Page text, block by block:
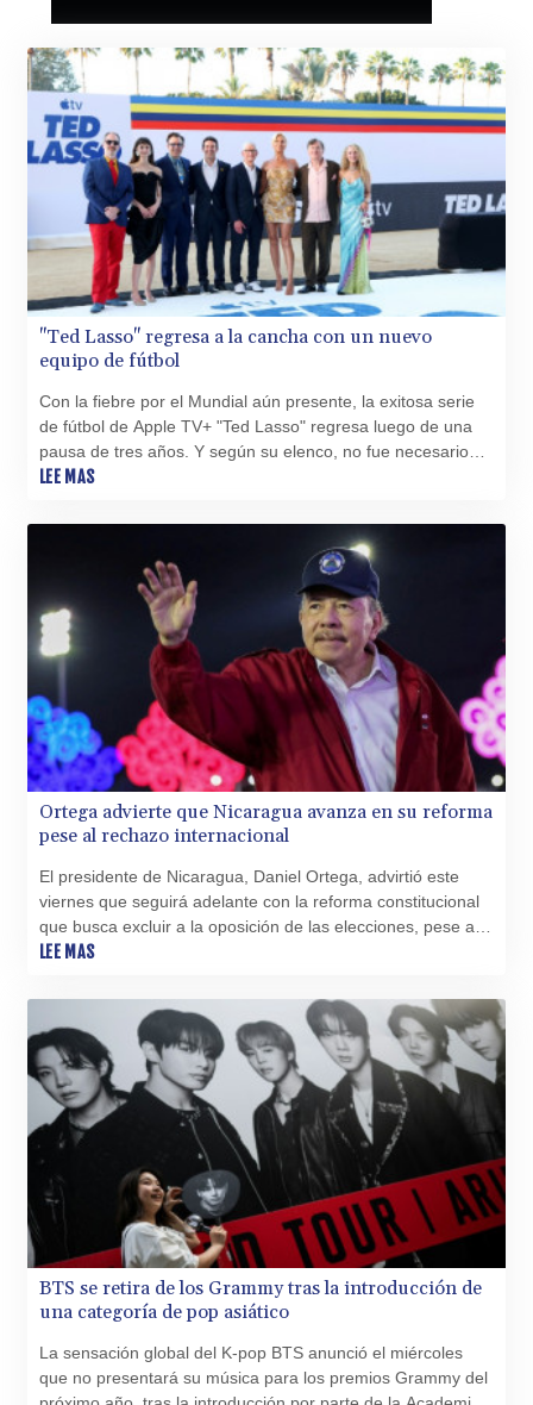
MZN 73.706953
NAD 18.737893
NGN 1574.178272
NIO 42.444576
NOK 10.973636
NPR 175.604157
NZD 1.964801
OMR 0.443526
PAB 1.153368
PEN 3.906131
PGK 5.097172
PHP 70.205705
PYG 6858.268371
QAR 4.216324
RON 5.25165
RWF 1696.00408
SAR 4.331163
SBD 9.307025
SCR 16.71581
SDG 692.701549
SEK 10.946638
SGD 1.477519
SLE 28.373249
SOS 659.190258
SRD 43.679872
STD 23875.595419
STN 24.514513
SZL 18.734091
THB 38.130277
TJS 10.639999
TRY 55.030658
TTD 7.817798
TWD 37.217249
TZS 3053.955373
UAH 51.658751
UGX 4296.674115
USD 1.153523
UYU 46.428896
UZS 13794.585318
VES 869.999961
VND 30227.491267
VUV 137.281209
XAF 656.345574
XAG 0.017986
"Ted Lasso" regresa a la cancha con un nuevo
equipo de fútbol
Con la fiebre por el Mundial aún presente, la exitosa serie
de fútbol de Apple TV+ "Ted Lasso" regresa luego de una
pausa de tres años. Y según su elenco, no fue necesario
calentar para volver a la cancha.
LEE MAS
Ortega advierte que Nicaragua avanza en su reforma
pese al rechazo internacional
El presidente de Nicaragua, Daniel Ortega, advirtió este
viernes que seguirá adelante con la reforma constitucional
que busca excluir a la oposición de las elecciones, pese al
rechazo de varios países y organismos internacionales.
LEE MAS
BTS se retira de los Grammy tras la introducción de
una categoría de pop asiático
La sensación global del K-pop BTS anunció el miércoles
que no presentará su música para los premios Grammy del